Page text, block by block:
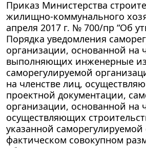
Приказ Министерства
жилищно-коммунального
апреля 2017 г. № 700/пр “Об
Порядка уведомления
организации, основанной на
выполняющих инженерные
саморегулируемой
на членстве лиц,
проектной документации,
организации, основанной на
осуществляющих
указанной
фактическом совокупном